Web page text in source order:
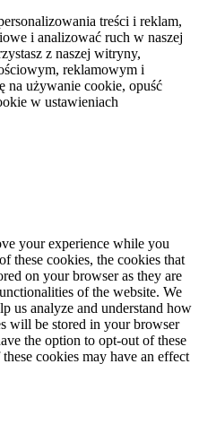
treści i reklam,
i analizować ruch w naszej
z naszej witryny,
reklamowym i
na używanie cookie, opuść
w ustawieniach
your experience while you
these cookies, the cookies that
on your browser as they are
of the website. We
us analyze and understand how
will be stored in your browser
the option to opt-out of these
cookies may have an effect